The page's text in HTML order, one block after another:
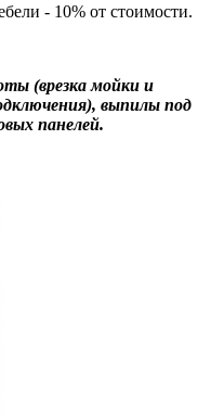
- 10% от стоимости.
(врезка мойки и
выпилы под
панелей.